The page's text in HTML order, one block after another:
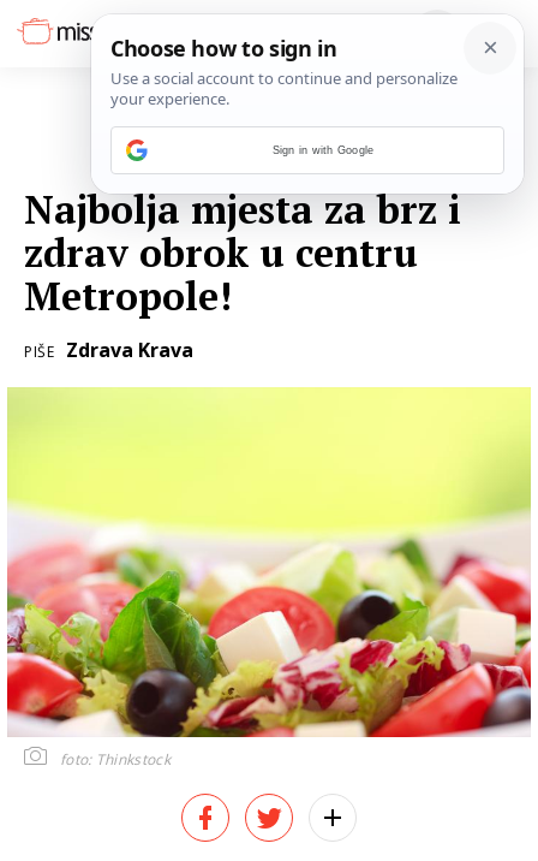
Najbolja mjesta za brz i
zdrav obrok u centru
Metropole!
PIŠE Zdrava Krava
foto: Thinkstock
Sign in with Google